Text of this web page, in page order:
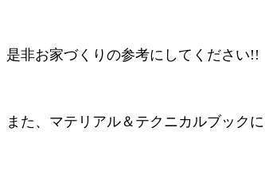
是非お家づくりの参考にしてください!!
また、マテリアル＆テクニカルブック